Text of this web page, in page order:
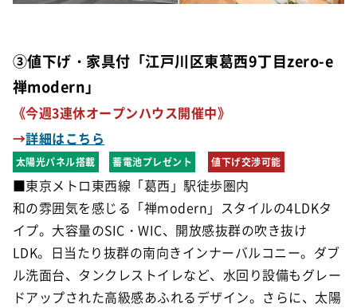
③値下げ・家具付「江戸川区東葛西9丁目zero-e
禅modern」
《今週3連休オープンハウス開催中》
→詳細はこちら
太陽光パネル搭載 蓄電池プレゼント 値下げ交渉可能
■東京メトロ東西線「葛西」駅徒歩圏内
和の雰囲気を感じる「禅modern」スタイルの4LDKタ
イプ。大容量のSIC・WIC、開放感抜群の吹き抜け
LDK。日当たり抜群の南向きインナーバルコニー。ダブ
ル洗面台、タンクレストイレなど、水回り設備もグレー
ドアップされた高級感あふれるデザイン。さらに、太陽